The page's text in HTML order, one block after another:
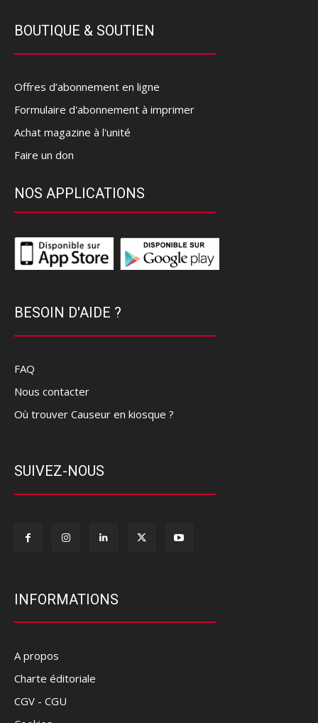
BOUTIQUE & SOUTIEN
Offres d’abonnement en ligne
Formulaire d'abonnement à imprimer
Achat magazine à l'unité
Faire un don
NOS APPLICATIONS
BESOIN D'AIDE ?
FAQ
Nous contacter
Où trouver Causeur en kiosque ?
SUIVEZ-NOUS
INFORMATIONS
A propos
Charte éditoriale
CGV - CGU